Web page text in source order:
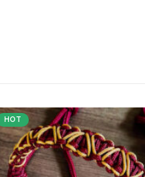
HOT